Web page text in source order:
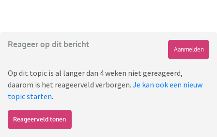
Reageer op dit bericht
Aanmelden
Op dit topic is al langer dan 4 weken niet gereageerd,
daarom is het reageerveld verborgen. Je kan ook een nieuw
topic starten.
Reageerveld tonen